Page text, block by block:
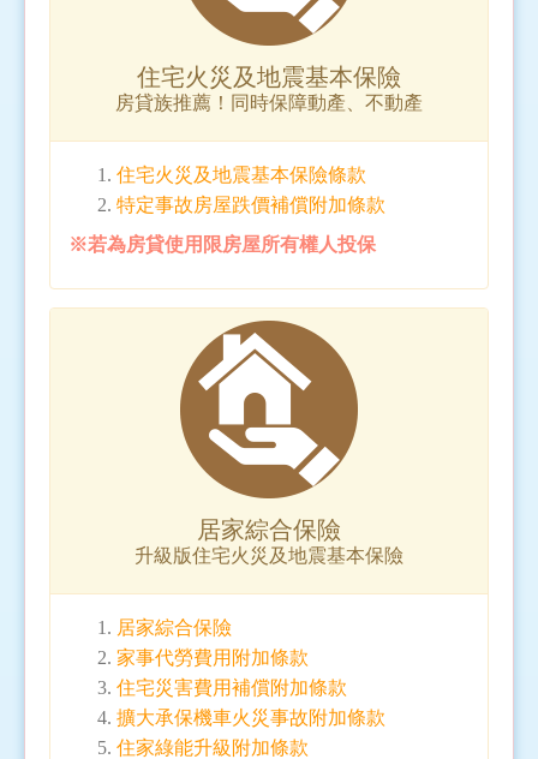
住宅火災及地震基本保險
房貸族推薦！同時保障動產、不動產
住宅火災及地震基本保險條款
特定事故房屋跌價補償附加條款
※若為房貸使用限房屋所有權人投保
居家綜合保險
升級版住宅火災及地震基本保險
居家綜合保險
家事代勞費用附加條款
住宅災害費用補償附加條款
擴大承保機車火災事故附加條款
住家綠能升級附加條款